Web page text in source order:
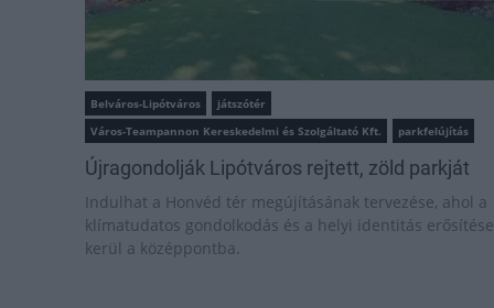
Belváros-Lipótváros
játszótér
Város-Teampannon Kereskedelmi és Szolgáltató Kft.
parkfelújítás
Újragondolják Lipótváros rejtett, zöld parkját
Indulhat a Honvéd tér megújításának tervezése, ahol a
klímatudatos gondolkodás és a helyi identitás erősítése
kerül a középpontba.